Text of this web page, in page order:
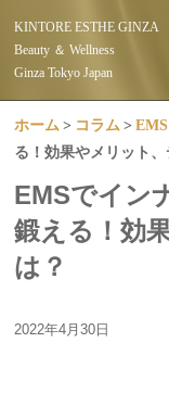
KINTORE ESTHE GINZA
Beauty ＆ Wellness
Ginza Tokyo Japan
ホーム コラム EMS
る！効果やメリット
EMSでイン
鍛える！効
は？
2022年4月30日